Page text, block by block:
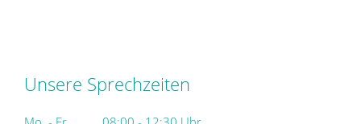
Unsere Sprechzeiten